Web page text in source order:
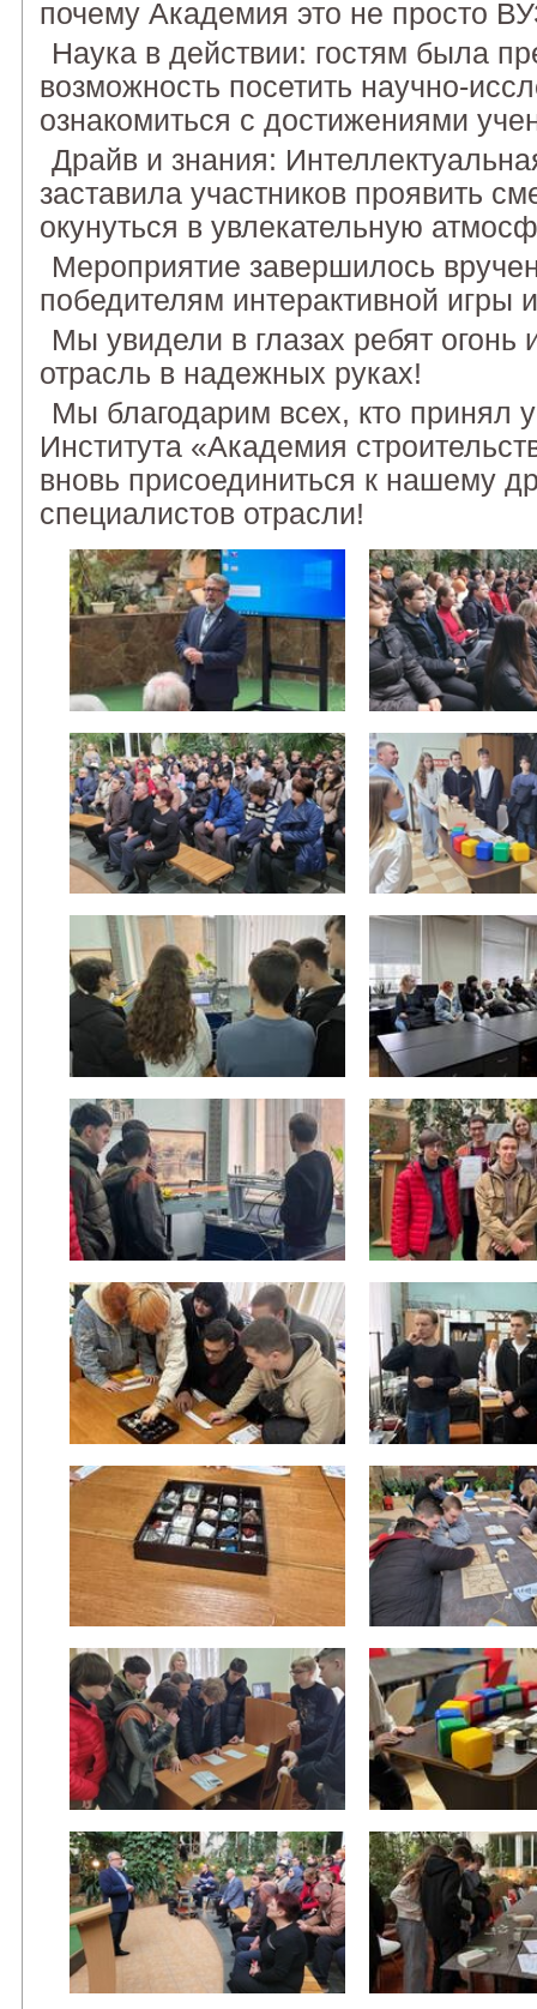
почему Академия это не просто
Наука в действии: гостям была
возможность посетить научно-
ознакомиться с достижениями
Драйв и знания:
заставила участников проявить
окунуться в увлекательную
Мероприятие завершилось
победителям интерактивной
Мы увидели в глазах ребят огонь
отрасль в надежных руках!
Мы благодарим всех, кто принял
Института «Академия
вновь присоединиться к нашему
специалистов отрасли!